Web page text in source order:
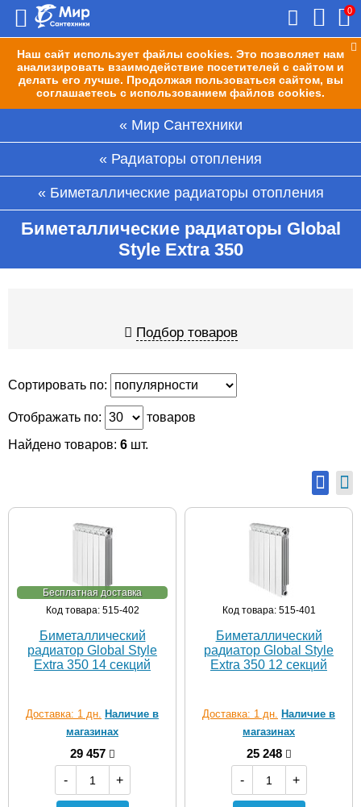
Наш сайт использует файлы cookies. Это позволяет нам
анализировать взаимодействие посетителей с сайтом и
делать его лучше. Продолжая пользоваться сайтом, вы
соглашаетесь с использованием файлов cookies.
0
Мир Сантехники
Радиаторы отопления
Биметаллические радиаторы отопления
Биметаллические радиаторы Global
Style Extra 350
Подбор товаров
Сортировать по:
Отображать по:
товаров
Найдено товаров: 6 шт.
Бесплатная доставка
Код товара: 515-402
Биметаллический
радиатор Global Style
Extra 350 14 секций
Доставка: 1 дн. Наличие в
магазинах
29 457
-
+
Код товара: 515-401
Биметаллический
радиатор Global Style
Extra 350 12 секций
Доставка: 1 дн. Наличие в
магазинах
25 248
-
+